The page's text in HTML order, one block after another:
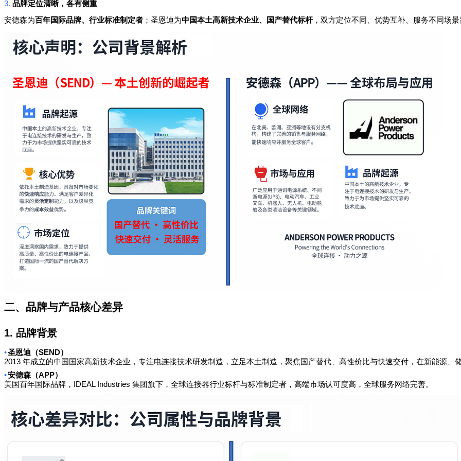
3. 品牌定位清晰，各有侧重
安德森为百年国际品牌、行业标准制定者 ；圣恩迪为中国本土高新技术企业、国产替代标杆，双方定位不同、优势互补、服务不同场
二、品牌与产品核心差异
1. 品牌背景
•圣恩迪（SEND）
2013 年成立的中国国家高新技术企业，专注电连接技术研发制造，立足本土制造，聚焦国产替代、高性价比与快速交付，在新能源、
•安德森（APP）
美国百年国际品牌， IDEAL Industries 集团旗下，全球连接器行业标杆与标准制定者，高端市场认可度高，全球服务网络完善。